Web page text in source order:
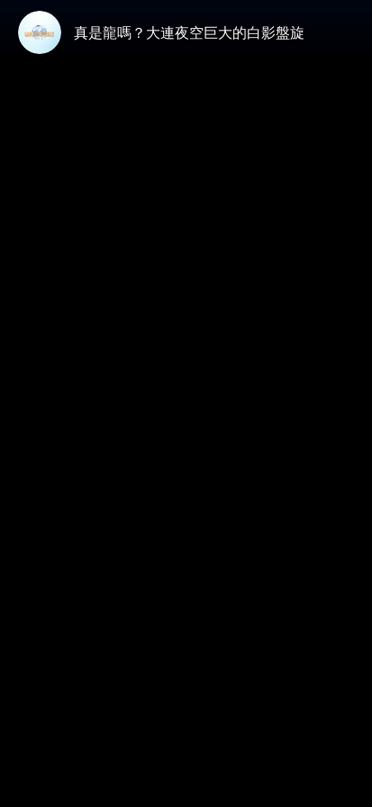
真是龍嗎？大連夜空巨大的白影盤旋